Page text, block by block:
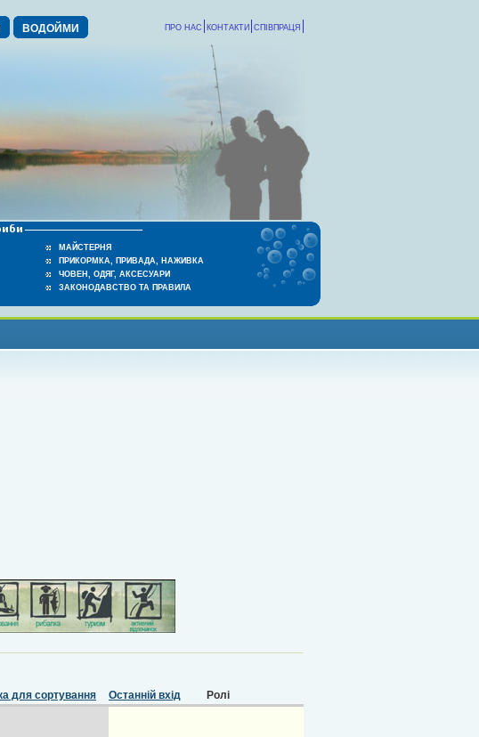
ВОДОЙМИ СПІВПРАЦЯ
КОНТАКТИ
ПРО НАС
МАЙСТЕРНЯ
ПРИКОРМКА, ПРИВАДА, НАЖИВКА
ЧОВЕН, ОДЯГ, АКСЕСУАРИ
ЗАКОНОДАВСТВО ТА ПРАВИЛА
Останній вхід Ролі